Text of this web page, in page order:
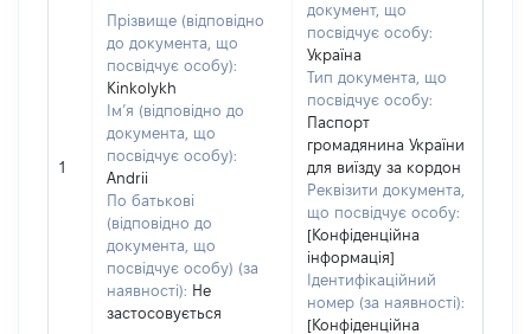
1
Прізвище (відповідно
до документа, що
посвідчує особу):
Kinkolykh
Ім’я (відповідно до
документа, що
посвідчує особу):
Andrii
По батькові
(відповідно до
документа, що
посвідчує особу) (за
наявності): Не
застосовується
документ, що
посвідчує особу:
Україна
Тип документа, що
посвідчує особу:
Паспорт
громадянина України
для виїзду за кордон
Реквізити документа,
що посвідчує особу:
[Конфіденційна
інформація]
Ідентифікаційний
номер (за наявності):
[Конфіденційна